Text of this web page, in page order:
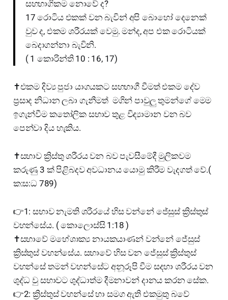
සහභාගිකම නොවේ ද?
17 රොටිය එකක් වන බැවින් අපි බොහෝ දෙනෙක්
වුව ද, එකම ශරීරයක් වෙමු. මන්ද, අප එක රොටියක්
බෙදාගන්නා බැවිනි.
( 1 කොරින්ති 10 : 16, 17)
✝️එකම දිව්‍ය පුජා යාගයකට සහභාගී වීමත් එකම දේව
ප්‍රසාද නිධාන ලබා ගැනීමත් මගින් පාවුලු තුමන්ගේ මෙම
ඉගැන්වීම කතෝලික සභාව තුළ විද්‍යාමාන වන බව
පෙන්වා දිය හැකිය.
✝️සභාව ක්‍රිස්තු ශරීරය වන බව පැවසීමේදී මුලිකවම
කරුණු 3 ක් පිළිබදව අවධානය යොමු කිරීම වැදගත් වේ.(
ක:ස:ධ 789)
👉1: සභාව නැමති ශරීරයේ හිස වන්නේ ජේසුස් ක්‍රිස්තුස්
වහන්සේය. ( කොලොස්සි 1:18 )
✝️සභාවේ මහේශාක්‍ය නායකයාණන් වන්නේ ජේසුස්
ක්‍රිස්තුස් වහන්සේය. සභාවේ හිස වන ජේසුස් ක්‍රිස්තුස්
වහන්සේ තමන් වහන්සේට අනූරූපි වීම සදහා ශරීරය වන
ශුද්ධ වු සභාවට ශුද්ධාත්ම දීමනාවන් දානය කරන සේක.
👉2: ක්‍රිස්තුස් වහන්සේ හා සමග ඇති එකමුතු බවේ